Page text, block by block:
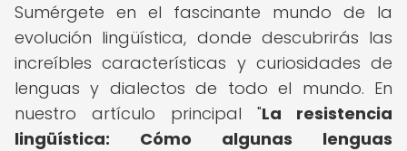
Sumérgete en el fascinante mundo de la
evolución lingüística, donde descubrirás las
increíbles características y curiosidades de
lenguas y dialectos de todo el mundo. En
nuestro artículo principal "La resistencia
lingüística: Cómo algunas lenguas